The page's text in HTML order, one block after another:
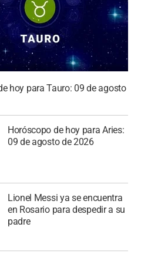
hoy para Tauro: 09 de agosto
Horóscopo de hoy para Aries:
09 de agosto de 2026
Lionel Messi ya se encuentra
en Rosario para despedir a su
padre